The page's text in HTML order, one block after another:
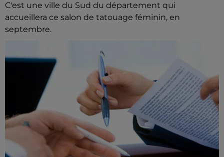
C'est une ville du Sud du département qui
accueillera ce salon de tatouage féminin, en
septembre.